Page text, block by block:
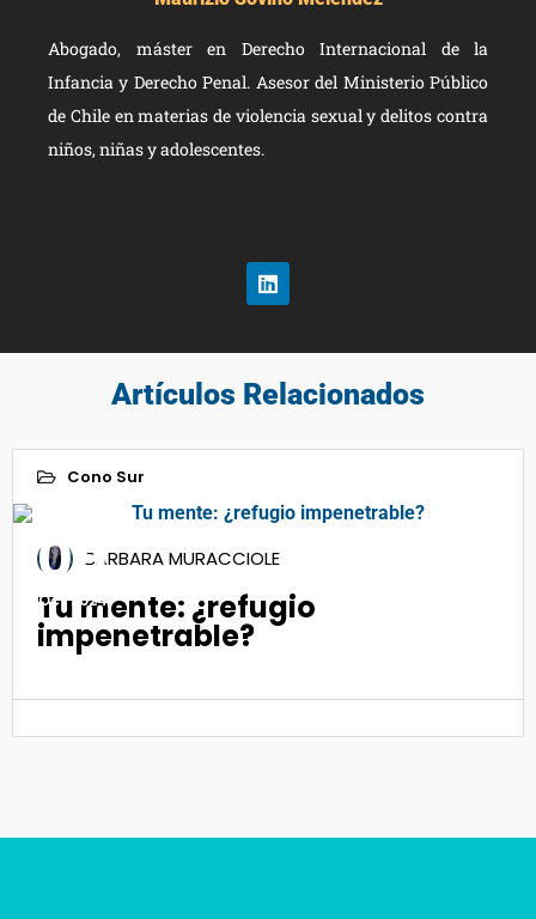
Abogado, máster en Derecho Internacional de la
Infancia y Derecho Penal. Asesor del Ministerio Público
de Chile en materias de violencia sexual y delitos contra
niños, niñas y adolescentes.
Artículos Relacionados
Cono Sur
09
Oct 2024
BÁRBARA MURACCIOLE
Tu mente: ¿refugio
impenetrable?